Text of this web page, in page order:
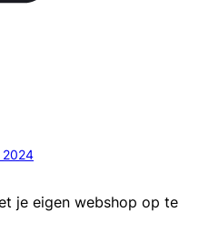
2024
je eigen webshop op te